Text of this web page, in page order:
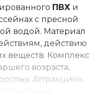
ПВХ и
с пресной
водой. Материал
действию
веществ. Комплекс
возраста,
Аттракцион